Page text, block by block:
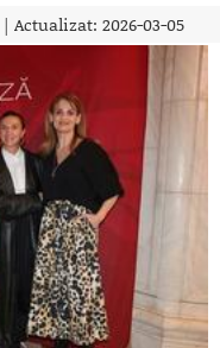
| Actualizat: 2026-03-05